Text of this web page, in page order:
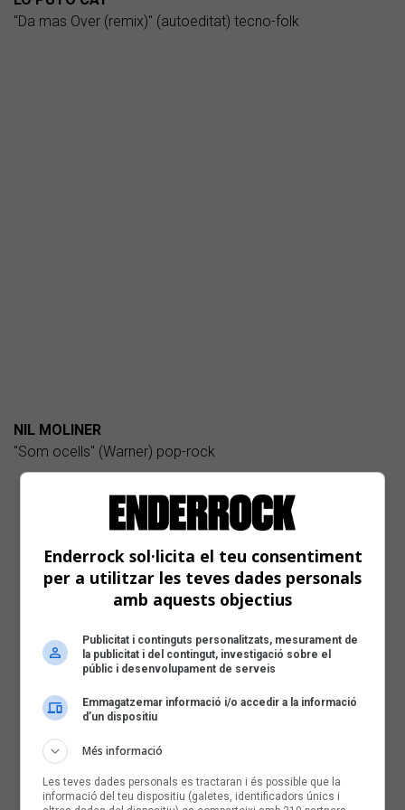
"Da mas Over (remix)" (autoeditat) tecno-folk
NIL MOLINER
"Som ocells" (Warner) pop-rock
Enderrock sol·licita el teu consentiment
per a utilitzar les teves dades personals
amb aquests objectius
Publicitat i continguts personalitzats, mesurament de
la publicitat i del contingut, investigació sobre el
públic i desenvolupament de serveis
Emmagatzemar informació i/o accedir a la informació
d’un dispositiu
Més informació
Les teves dades personals es tractaran i és possible que la
informació del teu dispositiu (galetes, identificadors únics i